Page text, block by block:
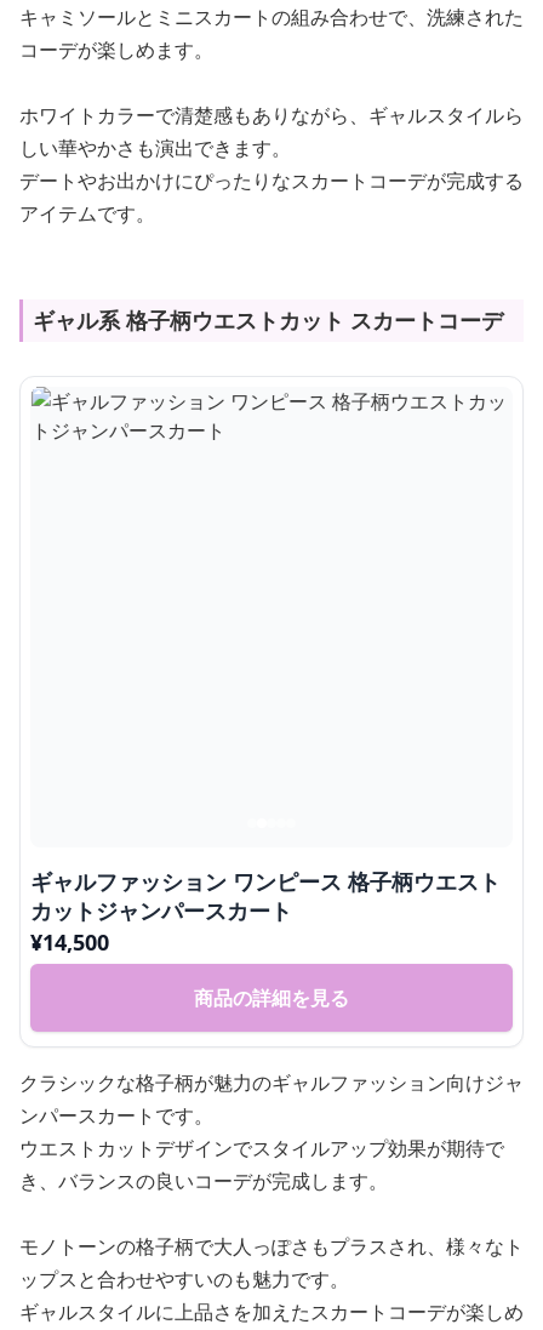
キャミソールとミニスカートの組み合わせで、洗練された
コーデが楽しめます。
ホワイトカラーで清楚感もありながら、ギャルスタイルら
しい華やかさも演出できます。
デートやお出かけにぴったりなスカートコーデが完成する
アイテムです。
ギャル系 格子柄ウエストカット スカートコーデ
ギャルファッション ワンピース 格子柄ウエスト
カットジャンパースカート
¥14,500
商品の詳細を見る
クラシックな格子柄が魅力のギャルファッション向けジャ
ンパースカートです。
ウエストカットデザインでスタイルアップ効果が期待で
き、バランスの良いコーデが完成します。
モノトーンの格子柄で大人っぽさもプラスされ、様々なト
ップスと合わせやすいのも魅力です。
ギャルスタイルに上品さを加えたスカートコーデが楽しめ